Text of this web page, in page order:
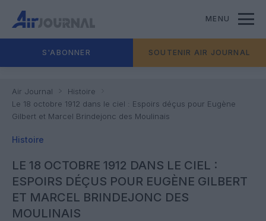
MENU
S'ABONNER SOUTENIR AIR JOURNAL
Air Journal
Histoire
Le 18 octobre 1912 dans le ciel : Espoirs déçus pour Eugène
Gilbert et Marcel Brindejonc des Moulinais
Histoire
LE 18 OCTOBRE 1912 DANS LE CIEL :
ESPOIRS DÉÇUS POUR EUGÈNE GILBERT
ET MARCEL BRINDEJONC DES
MOULINAIS